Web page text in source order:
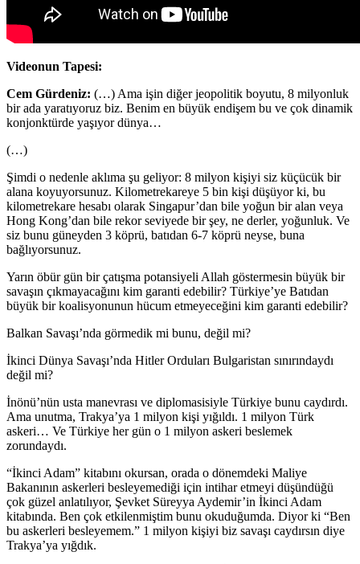
Videonun Tapesi:
Cem Gürdeniz: (…) Ama işin diğer jeopolitik boyutu, 8 milyonluk
bir ada yaratıyoruz biz. Benim en büyük endişem bu ve çok dinamik
konjonktürde yaşıyor dünya…
(…)
Şimdi o nedenle aklıma şu geliyor: 8 milyon kişiyi siz küçücük bir
alana koyuyorsunuz. Kilometrekareye 5 bin kişi düşüyor ki, bu
kilometrekare hesabı olarak Singapur’dan bile yoğun bir alan veya
Hong Kong’dan bile rekor seviyede bir şey, ne derler, yoğunluk. Ve
siz bunu güneyden 3 köprü, batıdan 6-7 köprü neyse, buna
bağlıyorsunuz.
Yarın öbür gün bir çatışma potansiyeli Allah göstermesin büyük bir
savaşın çıkmayacağını kim garanti edebilir? Türkiye’ye Batıdan
büyük bir koalisyonunun hücum etmeyeceğini kim garanti edebilir?
Balkan Savaşı’nda görmedik mi bunu, değil mi?
İkinci Dünya Savaşı’nda Hitler Orduları Bulgaristan sınırındaydı
değil mi?
İnönü’nün usta manevrası ve diplomasisiyle Türkiye bunu caydırdı.
Ama unutma, Trakya’ya 1 milyon kişi yığıldı. 1 milyon Türk
askeri… Ve Türkiye her gün o 1 milyon askeri beslemek
zorundaydı.
“İkinci Adam” kitabını okursan, orada o dönemdeki Maliye
Bakanının askerleri besleyemediği için intihar etmeyi düşündüğü
çok güzel anlatılıyor, Şevket Süreyya Aydemir’in İkinci Adam
kitabında. Ben çok etkilenmiştim bunu okuduğumda. Diyor ki “Ben
bu askerleri besleyemem.” 1 milyon kişiyi biz savaşı caydırsın diye
Trakya’ya yığdık.